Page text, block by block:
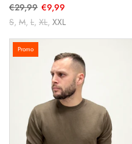
€29,99 €9,99
S M L XL XXL
Promo